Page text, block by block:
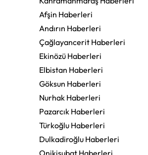
Afşin Haberleri
Andırın Haberleri
Çağlayancerit Haberleri
Ekinözü Haberleri
Elbistan Haberleri
Göksun Haberleri
Nurhak Haberleri
Pazarcık Haberleri
Türkoğlu Haberleri
Dulkadiroğlu Haberleri
Onikişubat Haberleri